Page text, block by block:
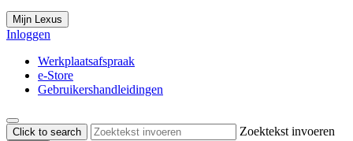
Mijn Lexus
Inloggen
Werkplaatsafspraak
e-Store
Gebruikershandleidingen
Click to search Zoektekst invoeren